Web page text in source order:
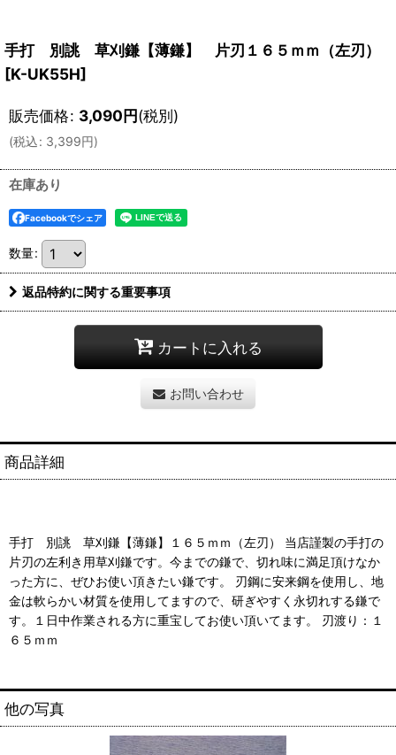
手打 別誂 草刈鎌【薄鎌】 片刃１６５ｍｍ（左刃）
[K-UK55H]
販売価格: 3,090円(税別)
(税込: 3,399円)
在庫あり
Facebookでシェア
数量:
返品特約に関する重要事項
カートに入れる
お問い合わせ
商品詳細
手打 別誂 草刈鎌【薄鎌】１６５ｍｍ（左刃） 当店謹製の手打の
片刃の左利き用草刈鎌です。今までの鎌で、切れ味に満足頂けなか
った方に、ぜひお使い頂きたい鎌です。 刃鋼に安来鋼を使用し、地
金は軟らかい材質を使用してますので、研ぎやすく永切れする鎌で
す。１日中作業される方に重宝してお使い頂いてます。 刃渡り：１
６５ｍｍ
他の写真